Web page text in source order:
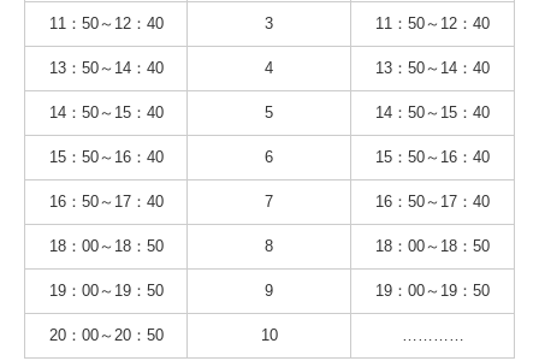
11：50～12：40 3 11：50～12：40
13：50～14：40 4 13：50～14：40
14：50～15：40 5 14：50～15：40
15：50～16：40 6 15：50～16：40
16：50～17：40 7 16：50～17：40
18：00～18：50 8 18：00～18：50
19：00～19：50 9 19：00～19：50
20：00～20：50 10 …………